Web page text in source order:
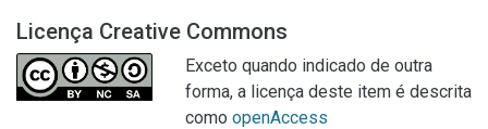
Licença Creative Commons
Exceto quando indicado de outra
forma, a licença deste item é descrita
como openAccess